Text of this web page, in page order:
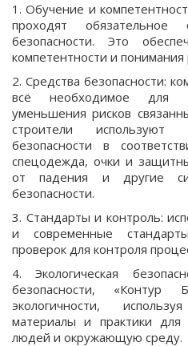
1. Обучение и
проходят
безопасности. Это
компетентности и понимания
2. Средства безопасности:
всё необходимое для
уменьшения рисков
строители используют
безопасности в
спецодежда, очки и
от падения и другие
безопасности.
3. Стандарты и контроль:
и современные
проверок для контроля
4. Экологическая
безопасности,
экологичности,
материалы и практики
людей и окружающую среду.